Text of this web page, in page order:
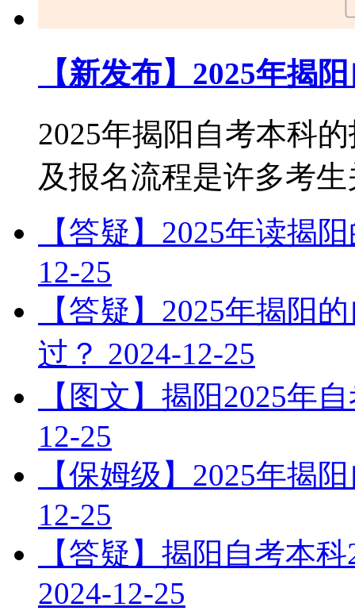
【新发布】2025年揭
2025年揭阳自考本科
及报名流程是许多考生
【答疑】2025年读揭
12-25
【答疑】2025年揭阳
过？ 2024-12-25
【图文】揭阳2025年
12-25
【保姆级】2025年揭
12-25
【答疑】揭阳自考本
2024-12-25